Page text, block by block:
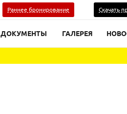
Раннее бронирование Скачать
ДОКУМЕНТЫ ГАЛЕРЕЯ